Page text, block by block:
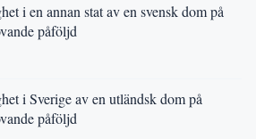
i en annan stat av en svensk dom på
påföljd
i Sverige av en utländsk dom på
påföljd